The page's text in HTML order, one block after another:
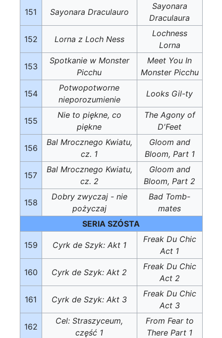
151 Sayonara Draculauro
Sayonara
Draculaura
152 Lorna z Loch Ness
Lochness
Lorna
153
Spotkanie w Monster
Picchu
Meet You In
Monster Picchu
154
Potwopotworne
nieporozumienie
Looks Gil-ty
155
Nie to piękne, co
piękne
The Agony of
D'Feet
156
Bal Mrocznego Kwiatu,
cz. 1
Gloom and
Bloom, Part 1
157
Bal Mrocznego Kwiatu,
cz. 2
Gloom and
Bloom, Part 2
158
Dobry zwyczaj - nie
pożyczaj
Bad Tomb-
mates
SERIA SZÓSTA
159 Cyrk de Szyk: Akt 1
Freak Du Chic
Act 1
160 Cyrk de Szyk: Akt 2
Freak Du Chic
Act 2
161 Cyrk de Szyk: Akt 3
Freak Du Chic
Act 3
162
Cel: Straszyceum,
część 1
From Fear to
There Part 1